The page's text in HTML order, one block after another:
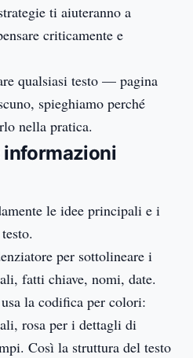
ti aiuteranno a
criticamente e
qualsiasi testo — pagina
spieghiamo perché
nella pratica.
informazioni
le idee principali e i
per sottolineare i
fatti chiave, nomi, date.
la codifica per colori:
rosa per i dettagli di
Così la struttura del testo